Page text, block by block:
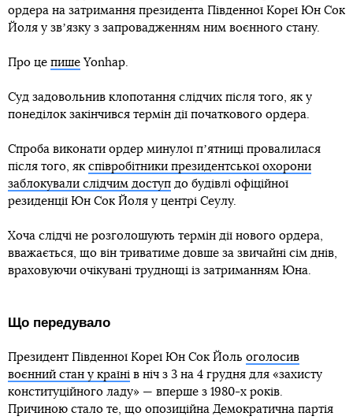
ордера на затримання президента Південної Кореї Юн Сок
Йоля у звʼязку з запровадженням ним воєнного стану.
Про це пише Yonhap.
Суд задовольнив клопотання слідчих після того, як у
понеділок закінчився термін дії початкового ордера.
Спроба виконати ордер минулої пʼятниці провалилася
після того, як співробітники президентської охорони
заблокували слідчим доступ до будівлі офіційної
резиденції Юн Сок Йоля у центрі Сеулу.
Хоча слідчі не розголошують термін дії нового ордера,
вважається, що він триватиме довше за звичайні сім днів,
враховуючи очікувані труднощі із затриманням Юна.
Що передувало
Президент Південної Кореї Юн Сок Йоль оголосив
воєнний стан у країні в ніч з 3 на 4 грудня для «захисту
конституційного ладу» — вперше з 1980-х років.
Причиною стало те, що опозиційна Демократична партія